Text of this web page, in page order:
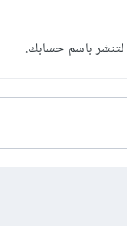
لتنشر باسم حسابك.